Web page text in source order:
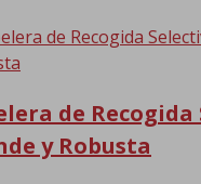
de Recogida
y Robusta